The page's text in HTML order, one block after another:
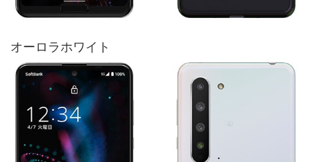
オーロラホワイト